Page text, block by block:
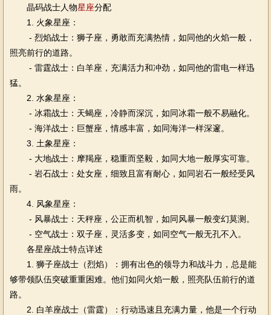
晶码战士人物星座分配
1. 火象星座：
- 烈焰战士：狮子座，勇敢而充满热情，如同他的火焰一般，
照亮前行的道路。
- 雷霆战士：白羊座，充满活力和冲劲，如同他的雷电一样迅
猛。
2. 水象星座：
- 冰霜战士：天蝎座，冷静而深沉，如同冰霜一般不易融化。
- 海洋战士：巨蟹座，情感丰富，如同海洋一样深邃。
3. 土象星座：
- 大地战士：摩羯座，稳重而坚毅，如同大地一般厚实可靠。
- 岩石战士：处女座，细致且富有耐心，如同岩石一般经受风
雨。
4. 风象星座：
- 风暴战士：天秤座，公正而机智，如同风暴一般变幻莫测。
- 空气战士：双子座，灵活多变，如同空气一般无孔不入。
各星座战士特点详述
1. 狮子座战士（烈焰）：拥有出色的领导力和战斗力，总是能
够带领队伍突破重重困难。他们如同火焰一般，照亮队伍前行的道
路。
2. 白羊座战士（雷霆）：行动迅速且充满力量，他是一个行动